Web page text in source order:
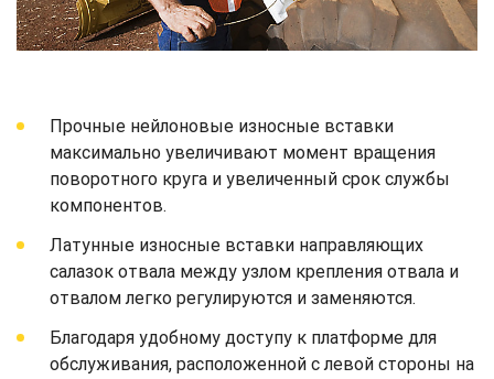
Прочные нейлоновые износные вставки
максимально увеличивают момент вращения
поворотного круга и увеличенный срок службы
компонентов.
Латунные износные вставки направляющих
салазок отвала между узлом крепления отвала и
отвалом легко регулируются и заменяются.
Благодаря удобному доступу к платформе для
обслуживания, расположенной с левой стороны на